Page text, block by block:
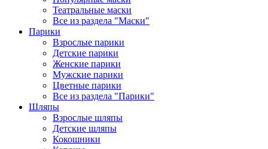
Театральные маски
Все из раздела "Маски"
Парики
Взрослые парики
Детские парики
Женские парики
Мужские парики
Цветные парики
Все из раздела "Парики"
Шляпы
Взрослые шляпы
Детские шляпы
Кокошники